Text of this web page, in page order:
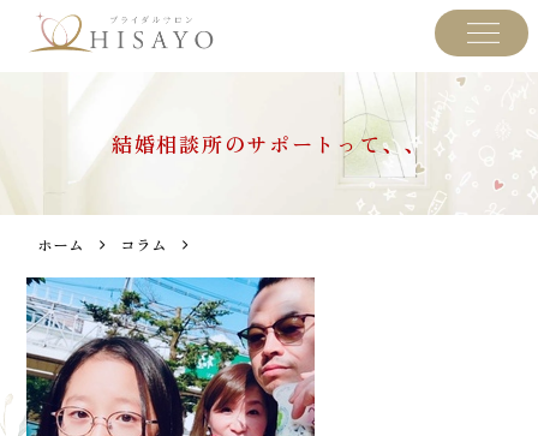
結婚相談所のサポートって、、
ホーム コラム